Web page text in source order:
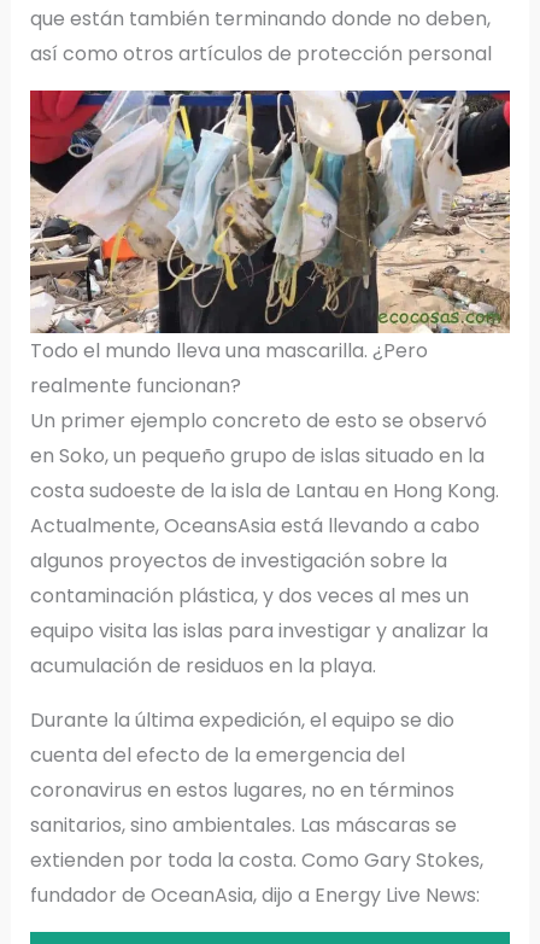
que están también terminando donde no deben,
así como otros artículos de protección personal
Todo el mundo lleva una mascarilla. ¿Pero
realmente funcionan?
Un primer ejemplo concreto de esto se observó
en Soko, un pequeño grupo de islas situado en la
costa sudoeste de la isla de Lantau en Hong Kong.
Actualmente, OceansAsia está llevando a cabo
algunos proyectos de investigación sobre la
contaminación plástica, y dos veces al mes un
equipo visita las islas para investigar y analizar la
acumulación de residuos en la playa.
Durante la última expedición, el equipo se dio
cuenta del efecto de la emergencia del
coronavirus en estos lugares, no en términos
sanitarios, sino ambientales. Las máscaras se
extienden por toda la costa. Como Gary Stokes,
fundador de OceanAsia, dijo a Energy Live News: